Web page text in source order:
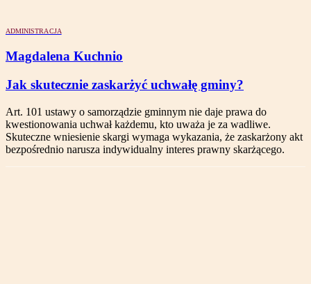
ADMINISTRACJA
Magdalena Kuchnio
Jak skutecznie zaskarżyć uchwałę gminy?
Art. 101 ustawy o samorządzie gminnym nie daje prawa do
kwestionowania uchwał każdemu, kto uważa je za wadliwe.
Skuteczne wniesienie skargi wymaga wykazania, że zaskarżony akt
bezpośrednio narusza indywidualny interes prawny skarżącego.